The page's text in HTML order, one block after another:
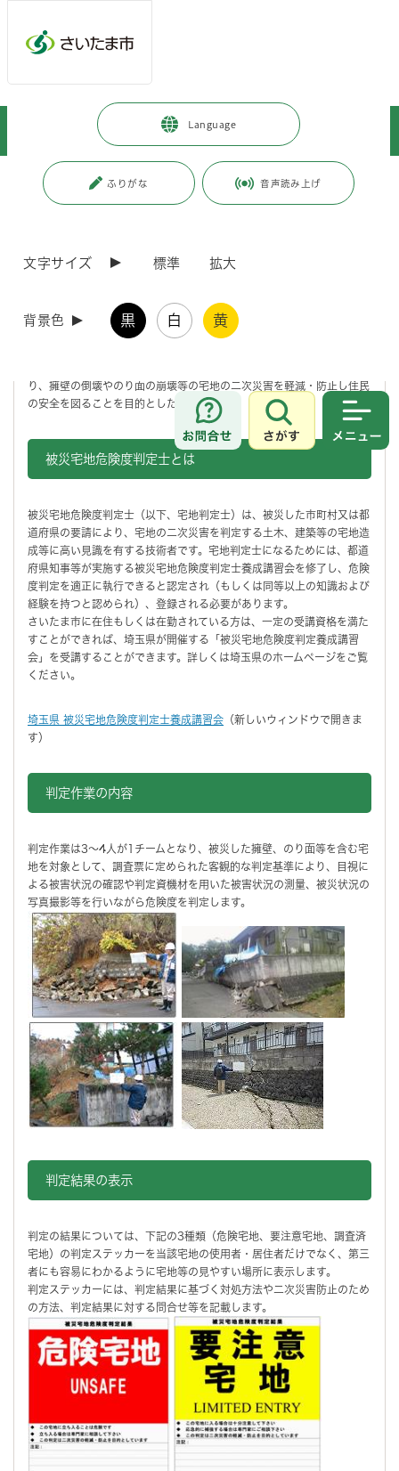
Language
ふりがな 音声読み上げ
文字サイズ 標準 拡大
背景色 黒 白 黄
お問合せ
さがす
暮らし・手続き > 安全・防災・消防
さいたま市・国の取り組み
被災宅地危険度判定制度について
更新日付：2026年8月6日 / ページ番号：C042670
災害対策本部が設置されるような大規模な地震や大雨等によって、宅地
り、擁壁の倒壊やのり面の崩壊等の宅地の二次災害を軽減・防止し住民
の安全を図ることを目的とした制度です。
被災宅地危険度判定士とは
被災宅地危険度判定士（以下、宅地判定士）は、被災した市町村又は都
道府県の要請により、宅地の二次災害を判定する土木、建築等の宅地造
成等に高い見識を有する技術者です。宅地判定士になるためには、都道
府県知事等が実施する被災宅地危険度判定士養成講習会を修了し、危険
度判定を適正に執行できると認定され（もしくは同等以上の知識および
経験を持つと認められ）、登録される必要があります。
さいたま市に在住もしくは在勤されている方は、一定の受講資格を満た
すことができれば、埼玉県が開催する「被災宅地危険度判定養成講習
会」を受講することができます。詳しくは埼玉県のホームページをご覧
ください。
埼玉県 被災宅地危険度判定士養成講習会 （新しいウィンドウで開きま
す）
判定作業の内容
判定作業は3～4人が1チームとなり、被災した擁壁、のり面等を含む宅
地を対象として、調査票に定められた客観的な判定基準により、目視に
よる被害状況の確認や判定資機材を用いた被害状況の測量、被災状況の
写真撮影等を行いながら危険度を判定します。
判定結果の表示
判定の結果については、下記の3種類（危険宅地、要注意宅地、調査済
宅地）の判定ステッカーを当該宅地の使用者・居住者だけでなく、第三
者にも容易にわかるように宅地等の見やすい場所に表示します。
判定ステッカーには、判定結果に基づく対処方法や二次災害防止のため
の方法、判定結果に対する問合せ等を記載します。